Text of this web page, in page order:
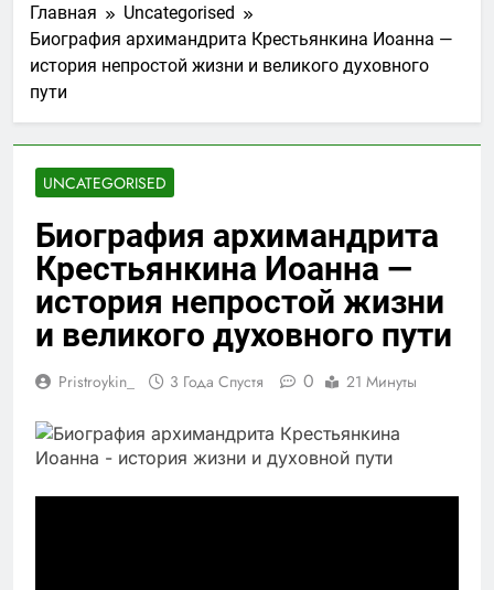
Главная
Uncategorised
Биография архимандрита Крестьянкина Иоанна —
история непростой жизни и великого духовного
пути
UNCATEGORISED
Биография архимандрита
Крестьянкина Иоанна —
история непростой жизни
и великого духовного пути
Pristroykin_ 3 Года Спустя 0 21 Минуты